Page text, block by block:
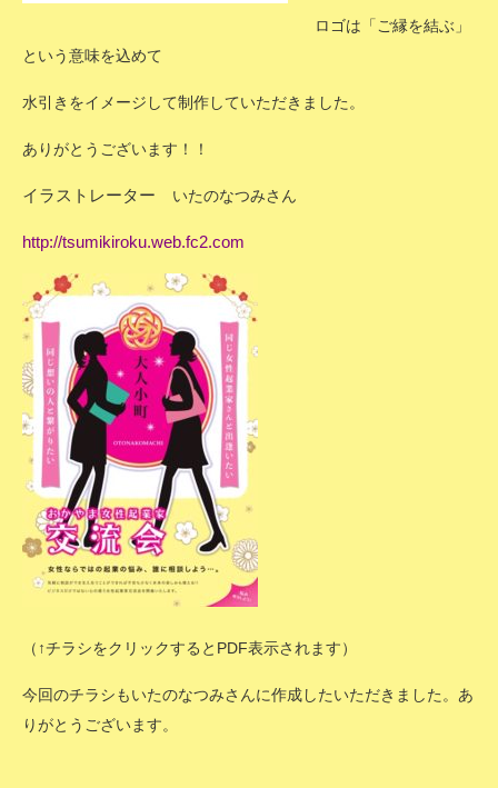
ロゴは「ご縁を結ぶ」
という意味を込めて
水引きをイメージして制作していただきました。
ありがとうございます！！
イラストレーター いたのなつみさん
http://tsumikiroku.web.fc2.com
（↑チラシをクリックするとPDF表示されます）
今回のチラシもいたのなつみさんに作成したいただきました。あ
りがとうございます。